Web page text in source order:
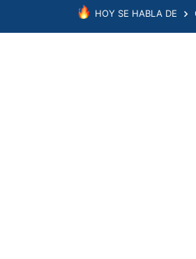
HOY SE HABLA DE